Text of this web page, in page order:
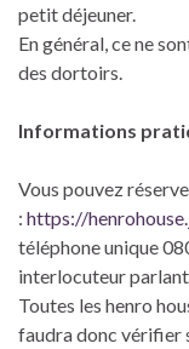
petit déjeuner.
En général, ce ne
des dortoirs.
Informations
Vous pouvez
: https://
téléphone unique
interlocuteur parlant
Toutes les henro
faudra donc vérifier